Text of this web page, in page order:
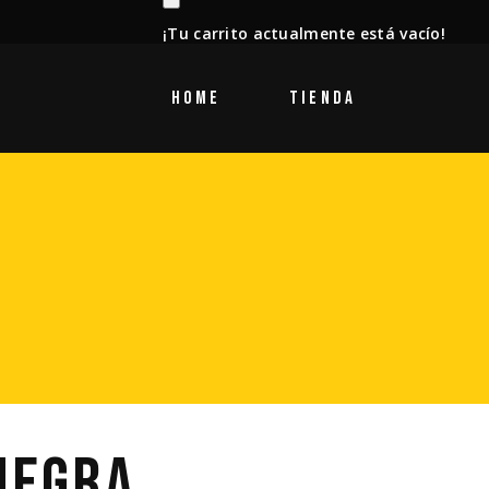
¡Tu carrito actualmente está vacío!
HOME TIENDA